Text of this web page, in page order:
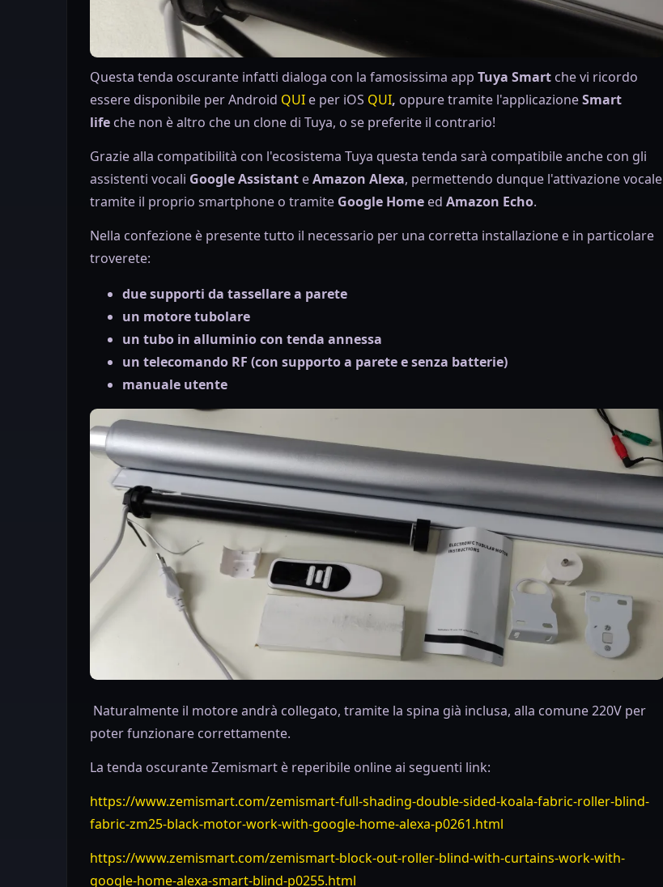
Questa tenda oscurante infatti dialoga con la famosissima app Tuya Smart che vi ricordo
essere disponibile per Android QUI e per iOS QUI, oppure tramite l'applicazioneSmart
life che non è altro che un clone di Tuya, o se preferite il contrario!
Grazie alla compatibilità con l'ecosistema Tuya questa tenda sarà compatibile anche con gli
assistenti vocali Google Assistant eAmazon Alexa, permettendo dunque l'attivazione vocale
tramite il proprio smartphone o tramite Google Home ed Amazon Echo.
Nella confezione è presente tutto il necessario per una corretta installazione e in particolare
troverete:
due supporti da tassellare a parete
un motore tubolare
un tubo in alluminio con tenda annessa
un telecomando RF (con supporto a parete e senza batterie)
manuale utente
Naturalmente il motore andrà collegato, tramite la spina già inclusa, alla comune 220V per
poter funzionare correttamente.
La tenda oscurante Zemismart è reperibile online ai seguenti link:
https://www.zemismart.com/zemismart-full-shading-double-sided-koala-fabric-roller-blind-
fabric-zm25-black-motor-work-with-google-home-alexa-p0261.html
https://www.zemismart.com/zemismart-block-out-roller-blind-with-curtains-work-with-
google-home-alexa-smart-blind-p0255.html